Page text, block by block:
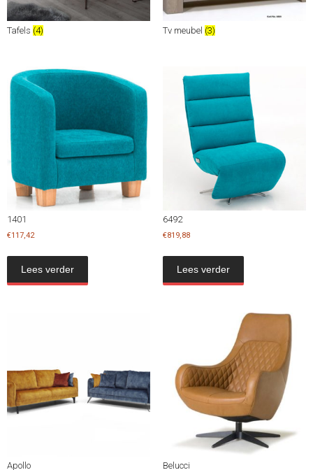
Tafels (4) Tv meubel (3)
1401
€117,42
Lees verder
6492
€819,88
Lees verder
Apollo Belucci